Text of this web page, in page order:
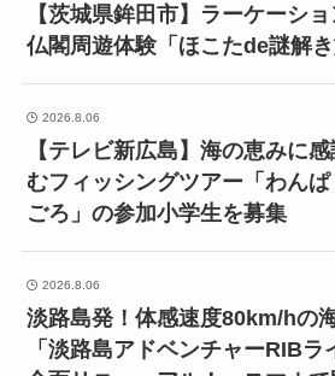
【茨城県鉾田市】ラーケーシ
仏閣周遊体験「ほこたde謎解
2026.8.06
【テレビ新広島】海の恵みに
むフィッシングツアー「わん
ごろ」の参加小学生を募集
2026.8.06
淡路島発！体感速度80km/hの
「淡路島アドベンチャーRIB